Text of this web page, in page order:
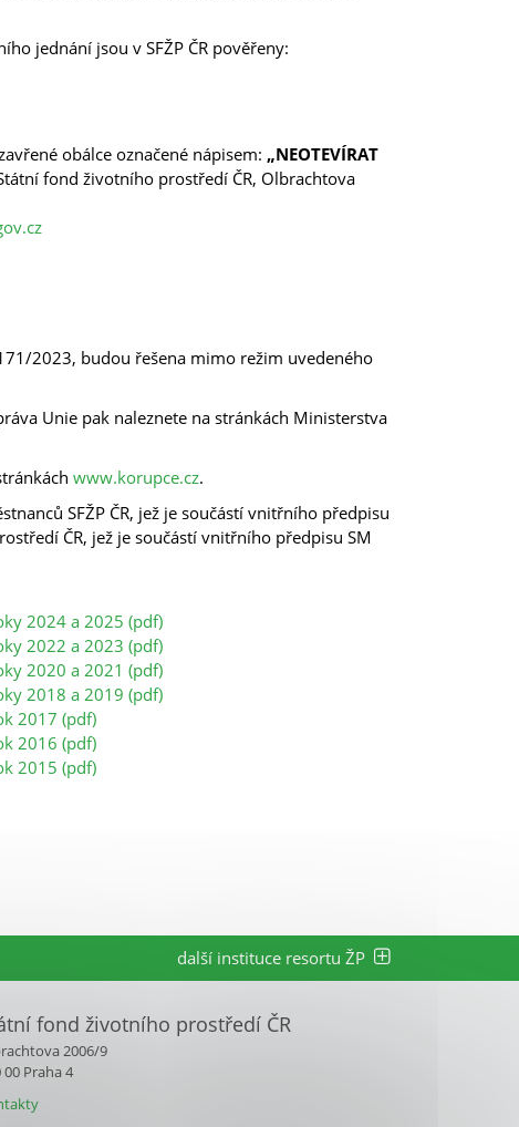
jednání jsou v SFŽP ČR pověřeny:
obálce označené nápisem: „NEOTEVÍRAT
fond životního prostředí ČR, Olbrachtova
2023, budou řešena mimo režim uvedeného
Unie pak naleznete na stránkách Ministerstva
www.korupce.cz.
SFŽP ČR, jež je součástí vnitřního předpisu
ČR, jež je součástí vnitřního předpisu SM
2024 a 2025 (pdf)
2022 a 2023 (pdf)
2020 a 2021 (pdf)
2018 a 2019 (pdf)
2017 (pdf)
2016 (pdf)
2015 (pdf)
další instituce resortu ŽP
fond životního prostředí ČR
2006/9
00 Praha 4